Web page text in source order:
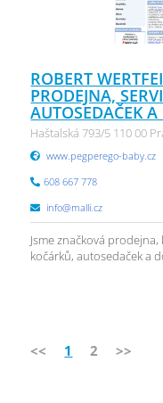
ROBERT
PRODEJNA,
AUTOSEDAČEK
Haštalská 793/5 110 00
www.pegperego-baby.cz
608 667 778
info@malli.cz
Jsme značková
kočárků, autosedaček a
<< 1 2 >>